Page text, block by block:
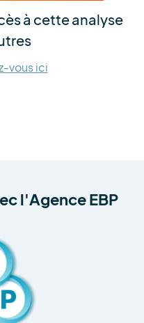
à cette analyse
vous ici
l'Agence EBP